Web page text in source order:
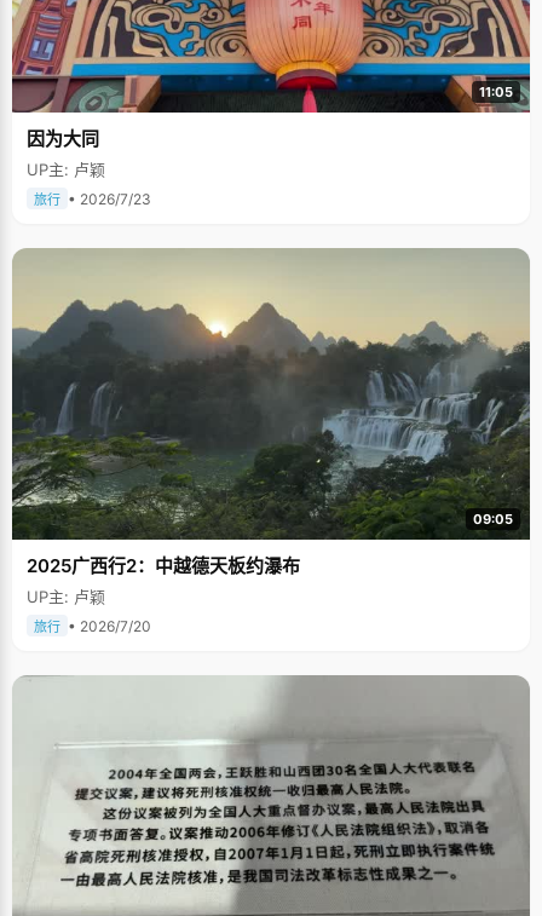
11:05
因为大同
UP主: 卢颖
旅行 • 2026/7/23
09:05
2025广西行2：中越德天板约瀑布
UP主: 卢颖
旅行 • 2026/7/20